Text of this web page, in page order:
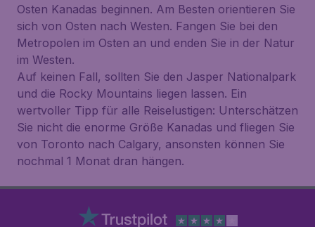
Osten Kanadas beginnen. Am Besten orientieren Sie
sich von Osten nach Westen. Fangen Sie bei den
Metropolen im Osten an und enden Sie in der Natur
im Westen.
Auf keinen Fall, sollten Sie den Jasper Nationalpark
und die Rocky Mountains liegen lassen. Ein
wertvoller Tipp für alle Reiselustigen: Unterschätzen
Sie nicht die enorme Größe Kanadas und fliegen Sie
von Toronto nach Calgary, ansonsten können Sie
nochmal 1 Monat dran hängen.